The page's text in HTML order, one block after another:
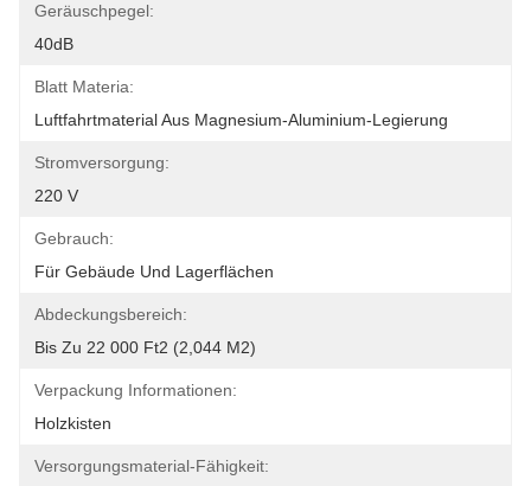
Geräuschpegel:
40dB
Blatt Materia:
Luftfahrtmaterial Aus Magnesium-Aluminium-Legierung
Stromversorgung:
220 V
Gebrauch:
Für Gebäude Und Lagerflächen
Abdeckungsbereich:
Bis Zu 22 000 Ft2 (2,044 M2)
Verpackung Informationen:
Holzkisten
Versorgungsmaterial-Fähigkeit: